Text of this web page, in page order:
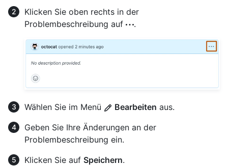
Klicken Sie oben rechts in der
Problembeschreibung auf
.
Wählen Sie im Menü Bearbeiten aus.
Geben Sie Ihre Änderungen an der
Problembeschreibung ein.
Klicken Sie auf Speichern.